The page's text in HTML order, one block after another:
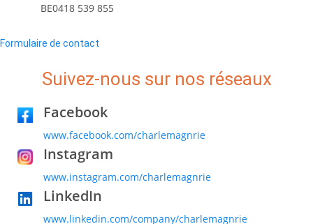
BE0418 539 855
Formulaire de contact
Suivez-nous sur nos réseaux
Facebook
www.facebook.com/charlemagnrie
Instagram
www.instagram.com/charlemagnrie
LinkedIn
www.linkedin.com/company/charlemagnrie